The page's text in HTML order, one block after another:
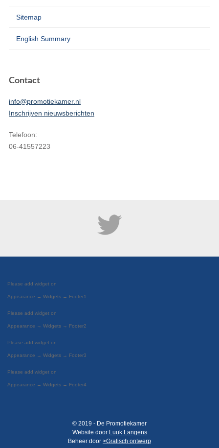
Sitemap
English Summary
Contact
info@promotiekamer.nl
Inschrijven nieuwsberichten
Telefoon:
06-41557223
Please add widget on
Appearance → Widgets → Footer1
Please add widget on
Appearance → Widgets → Footer2
Please add widget on
Appearance → Widgets → Footer3
Please add widget on
Appearance → Widgets → Footer4
© 2019 - De Promotiekamer
Website door Luuk Langens
Beheer door >Grafisch ontwerp